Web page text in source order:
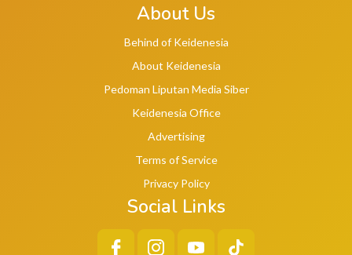
About Us
Behind of Keidenesia
About Keidenesia
Pedoman Liputan Media Siber
Keidenesia Office
Advertising
Terms of Service
Privacy Policy
Social Links